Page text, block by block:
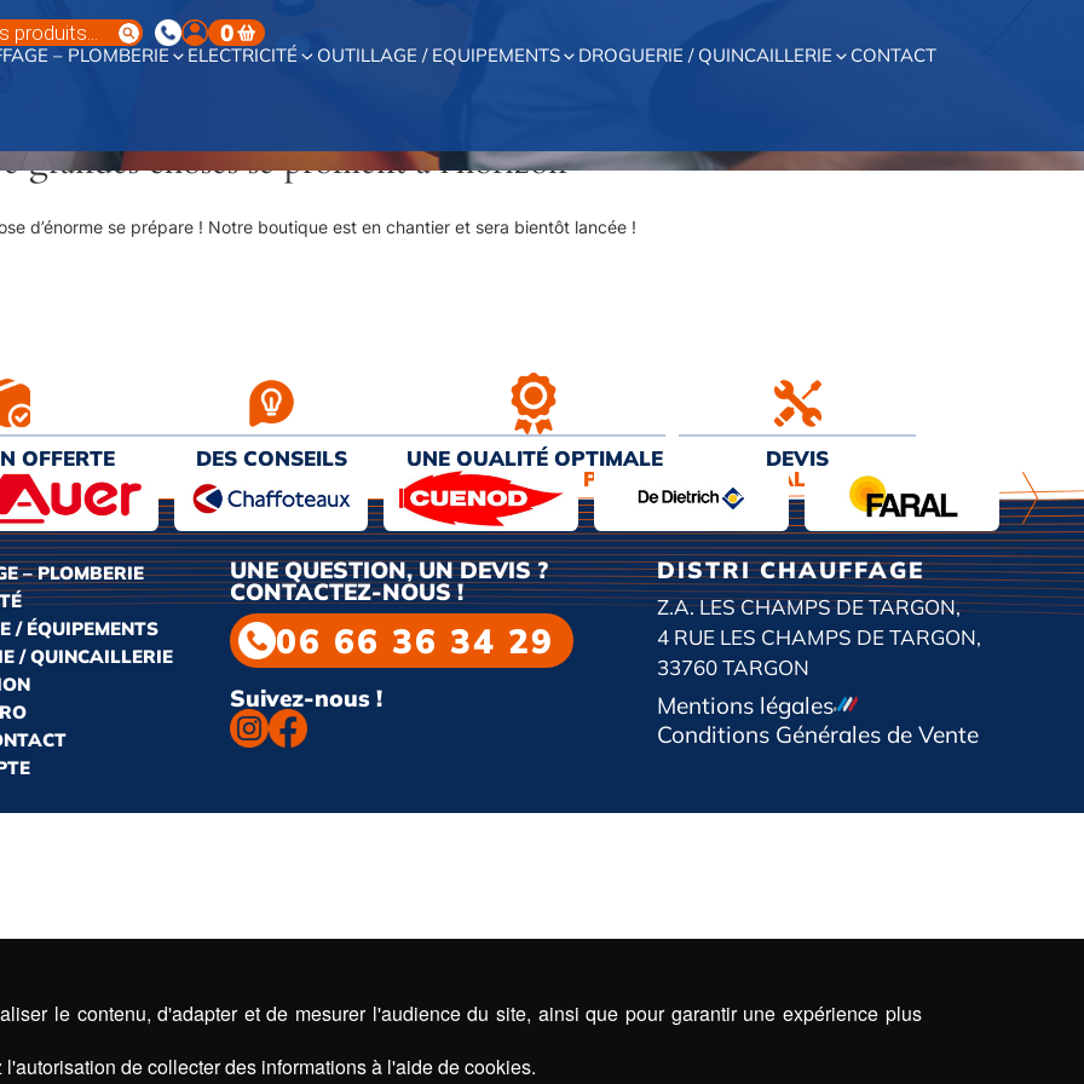
0
– PLOMBERIE ELECTRICITÉ OUTILLAGE / EQUIPEMENTS DROGUERIE / QUINCAILLERIE CONTACT
grandes choses se profilent à l’horizon
d’énorme se prépare ! Notre boutique est en chantier et sera bientôt lancée !
OFFERTE
D’ACHAT
DES CONSEILS
PERSONNALISÉS
UNE QUALITÉ OPTIMALE
AU MEILLEUR PRIX
DEVIS
& INSTALLATION
– PLOMBERIE
/ ÉQUIPEMENTS
/ QUINCAILLERIE
UNE QUESTION, UN DEVIS ?
CONTACTEZ-NOUS !
06 66 36 34 29
Suivez-nous !
DISTRI CHAUFFAGE
Z.A. LES CHAMPS DE TARGON,
4 RUE LES CHAMPS DE TARGON,
33760 TARGON
Mentions légales
Conditions Générales de Vente
le contenu, d'adapter et de mesurer l'audience du site, ainsi que pour garantir une expérience plus
de collecter des informations à l'aide de cookies.